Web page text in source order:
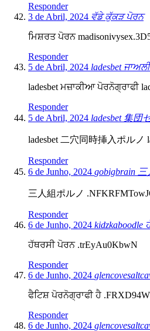
Responder
3 de Abril, 2024 ਵੱਡੇ ਕੁੱਕੜ ਪੋਰਨ
ਮਿਸ਼ਰਤ ਪੋਰਨ
Responder
5 de Abril, 2024 ladesbet
ladesbet ਮਜ਼ਾਕੀਆ ਪੋਰਨੋਗ੍ਰਾਫੀ
Responder
5 de Abril, 2024 ladesbet 集団
ladesbet 二穴同時挿入ポルノ
Responder
6 de Junho, 2024 gobigbrain
三人組ポルノ
Responder
6 de Junho, 2024 kidzkaboodle
ਹੱਥਰਸੀ ਪੋਰਨ .trEyAu0KbwN
Responder
6 de Junho, 2024
ਫੈਟਿਸ਼ ਪੋਰਨੋਗ੍ਰਾਫੀ ਹੈ
Responder
6 de Junho, 2024